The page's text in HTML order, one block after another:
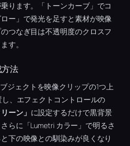
ります。「トーンカーブ」でコ
ー」で発光を足すと素材が映像
つなぎ目は不透明度のクロスフ
す。
法
ジェクトを映像クリップの1つ上
、エフェクトコントロールの
ーン」 に設定するだけで黒背景
らに「Lumetri カラー」で明るさ
下の映像との馴染みが良くなり